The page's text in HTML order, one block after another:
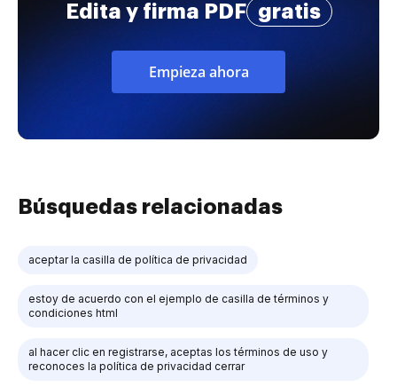
Edita y firma PDF gratis
Empieza ahora
Búsquedas relacionadas
aceptar la casilla de política de privacidad
estoy de acuerdo con el ejemplo de casilla de términos y
condiciones html
al hacer clic en registrarse, aceptas los términos de uso y
reconoces la política de privacidad cerrar